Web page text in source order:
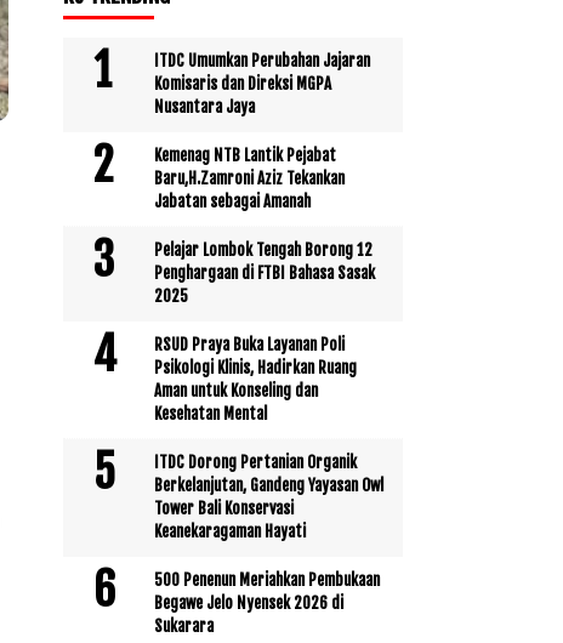
ITDC Umumkan Perubahan Jajaran
Komisaris dan Direksi MGPA
Nusantara Jaya
Kemenag NTB Lantik Pejabat
Baru,H.Zamroni Aziz Tekankan
Jabatan sebagai Amanah
Pelajar Lombok Tengah Borong 12
Penghargaan di FTBI Bahasa Sasak
2025
RSUD Praya Buka Layanan Poli
Psikologi Klinis, Hadirkan Ruang
Aman untuk Konseling dan
Kesehatan Mental
ITDC Dorong Pertanian Organik
Berkelanjutan, Gandeng Yayasan Owl
Tower Bali Konservasi
Keanekaragaman Hayati
500 Penenun Meriahkan Pembukaan
Begawe Jelo Nyensek 2026 di
Sukarara